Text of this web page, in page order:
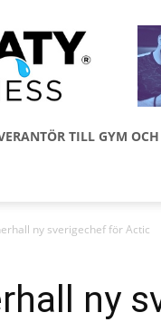
TILL GYM
ny sverigechef för Actic
ny